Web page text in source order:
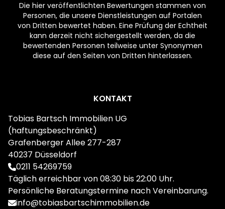
Die hier veröffentlichten Bewertungen stammen von
Personen, die unsere Dienstleistungen auf Portalen
von Dritten bewertet haben. Eine Prüfung der Echtheit
kann derzeit nicht sichergestellt werden, da die
bewertenden Personen teilweise unter Synonymen
diese auf den Seiten von Dritten hinterlassen.
KONTAKT
Tobias Bartsch Immobilien UG
(haftungsbeschränkt)
Grafenberger Allee 277-287
40237 Düsseldorf
0211 54269759
Täglich erreichbar von 08:30 bis 22:00 Uhr.
Persönliche Beratungstermine nach Vereinbarung.
info@tobiasbartschimmobilien.de